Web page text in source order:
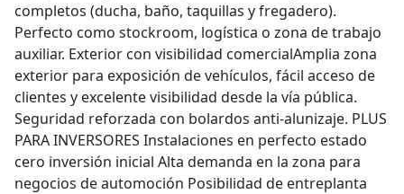
completos (ducha, baño, taquillas y fregadero).
Perfecto como stockroom, logística o zona de trabajo
auxiliar. Exterior con visibilidad comercialAmplia zona
exterior para exposición de vehículos, fácil acceso de
clientes y excelente visibilidad desde la vía pública.
Seguridad reforzada con bolardos anti-alunizaje. PLUS
PARA INVERSORES Instalaciones en perfecto estado
cero inversión inicial Alta demanda en la zona para
negocios de automoción Posibilidad de entreplanta